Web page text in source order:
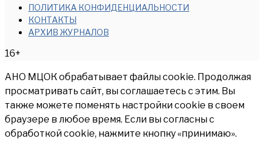
ПОЛИТИКА КОНФИДЕНЦИАЛЬНОСТИ
КОНТАКТЫ
АРХИВ ЖУРНАЛОВ
16+
АНО МЦОК обрабатывает файлы cookie. Продолжая
просматривать сайт, вы соглашаетесь с этим. Вы
также можете поменять настройки cookie в своем
браузере в любое время. Если вы согласны с
обработкой cookie, нажмите кнопку «принимаю».